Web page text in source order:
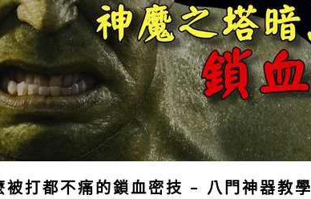
打都不痛的鎖血密技 – 八門神器教學